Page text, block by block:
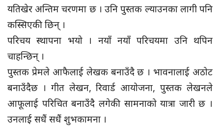
यतिखेर अन्तिम चरणमा छ । उनि पुस्तक ल्याउनका लागी पनि
कस्सिएकी छिन् ।
परिचय स्थापना भयो । नयाँ नयाँ परिचयमा उनि थपिन
चाहन्छिन् ।
पुस्तक प्रेमले आफैलाई लेखक बनाउँदै छ । भावनालाई अठोट
बनाउँदैछ । गीत लेखन, रिवार्ड आयोजना, पुस्तक लेखनले
आफूलाई परिचित बनाउँदै लगेकी सामनाको यात्रा जारी छ ।
उनलाई सधैं सधैं शुभकामना ।